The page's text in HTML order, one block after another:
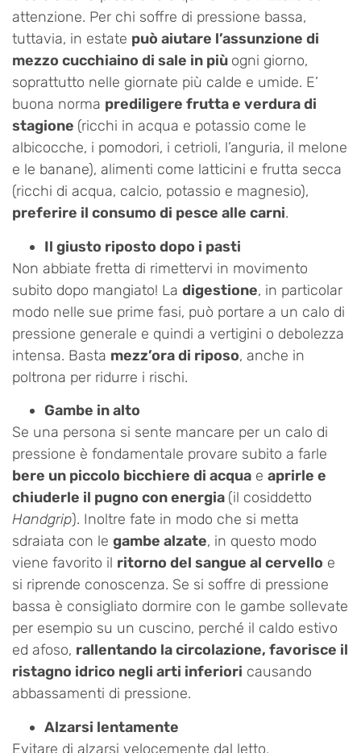
attenzione. Per chi soffre di pressione bassa,
tuttavia, in estate può aiutare l’assunzione di
mezzo cucchiaino di sale in più ogni giorno,
soprattutto nelle giornate più calde e umide. E’
buona norma prediligere frutta e verdura di
stagione (ricchi in acqua e potassio come le
albicocche, i pomodori, i cetrioli, l’anguria, il melone
e le banane), alimenti come latticini e frutta secca
(ricchi di acqua, calcio, potassio e magnesio),
preferire il consumo di pesce alle carni.
Il giusto riposto dopo i pasti
Non abbiate fretta di rimettervi in movimento
subito dopo mangiato! La digestione, in particolar
modo nelle sue prime fasi, può portare a un calo di
pressione generale e quindi a vertigini o debolezza
intensa. Basta mezz’ora di riposo, anche in
poltrona per ridurre i rischi.
Gambe in alto
Se una persona si sente mancare per un calo di
pressione è fondamentale provare subito a farle
bere un piccolo bicchiere di acqua e aprirle e
chiuderle il pugno con energia (il cosiddetto
Handgrip). Inoltre fate in modo che si metta
sdraiata con le gambe alzate, in questo modo
viene favorito il ritorno del sangue al cervello e
si riprende conoscenza. Se si soffre di pressione
bassa è consigliato dormire con le gambe sollevate
per esempio su un cuscino, perché il caldo estivo
ed afoso, rallentando la circolazione, favorisce il
ristagno idrico negli arti inferiori causando
abbassamenti di pressione.
Alzarsi lentamente
Evitare di alzarsi velocemente dal letto,